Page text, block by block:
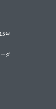
号
ダ